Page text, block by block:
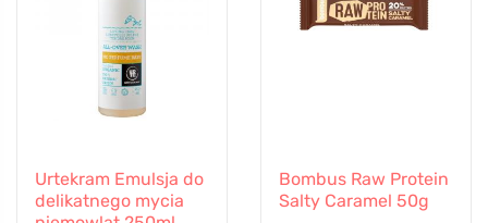
Urtekram Emulsja do
delikatnego mycia
Bombus Raw Protein
Salty Caramel 50g